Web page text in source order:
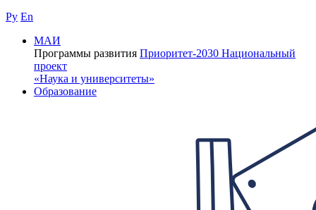
Ру En
МАИ
Программы развития Приоритет-2030 Национальный
проект
«Наука и университеты»
Образование